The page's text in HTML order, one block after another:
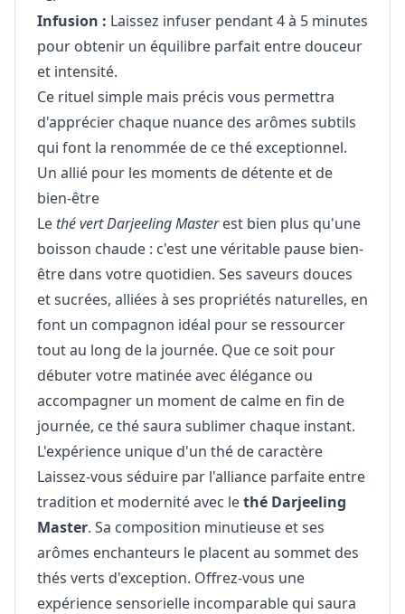
Infusion : Laissez infuser pendant 4 à 5 minutes
pour obtenir un équilibre parfait entre douceur
et intensité.
Ce rituel simple mais précis vous permettra
d'apprécier chaque nuance des arômes subtils
qui font la renommée de ce thé exceptionnel.
Un allié pour les moments de détente et de
bien-être
Le thé vert Darjeeling Masterest bien plus qu'une
boisson chaude : c'est une véritable pause bien-
être dans votre quotidien. Ses saveurs douces
et sucrées, alliées à ses propriétés naturelles, en
font un compagnon idéal pour se ressourcer
tout au long de la journée. Que ce soit pour
débuter votre matinée avec élégance ou
accompagner un moment de calme en fin de
journée, ce thé saura sublimer chaque instant.
L'expérience unique d'un thé de caractère
Laissez-vous séduire par l'alliance parfaite entre
tradition et modernité avec lethé Darjeeling
Master. Sa composition minutieuse et ses
arômes enchanteurs le placent au sommet des
thés verts d'exception. Offrez-vous une
expérience sensorielle incomparable qui saura